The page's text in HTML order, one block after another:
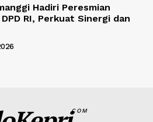
Hadiri Peresmian
RI, Perkuat Sinergi dan
COM